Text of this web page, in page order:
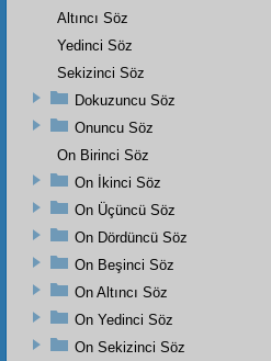
Altıncı Söz
Yedinci Söz
Sekizinci Söz
Dokuzuncu Söz
Onuncu Söz
On Birinci Söz
On İkinci Söz
On Üçüncü Söz
On Dördüncü Söz
On Beşinci Söz
On Altıncı Söz
On Yedinci Söz
On Sekizinci Söz